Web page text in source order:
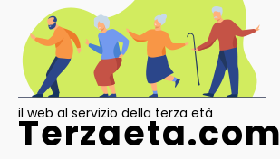
il web al servizio della terza età
Terzaeta.com